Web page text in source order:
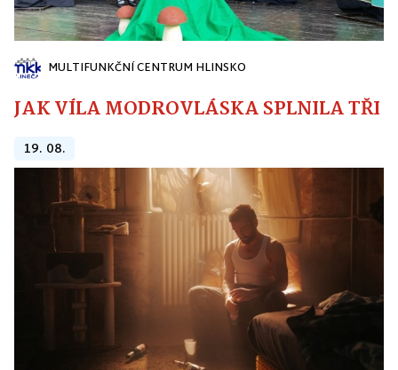
MULTIFUNKČNÍ CENTRUM HLINSKO
JAK VÍLA MODROVLÁSKA SPLNILA
19. 08.